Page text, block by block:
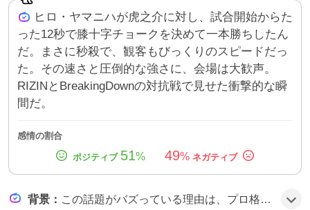
ヒロ・ヤマニハが虎之介に対し、試合開始からた
った12秒で膝十字チョークを決めて一本勝ちしたん
だ。まさに秒殺で、観客もびっくりのスピードだっ
た。その速さと圧倒的な強さに、会場は大歓声。
RIZINとBreakingDownの対抗戦で見せた衝撃的な瞬
間だ。
感情の割合
51% 49%
背景 ： この話題がバズっている理由は、プロ格闘団体RIZINとアマチュア色の強いBreakingDown20がコラボした対抗戦で、実力差が顕著に表れた瞬間があったことと、12秒という驚異的な秒殺がSNSで拡散されたことがきっかけで、多くのファンが興奮し話題に上がった可能性がある。